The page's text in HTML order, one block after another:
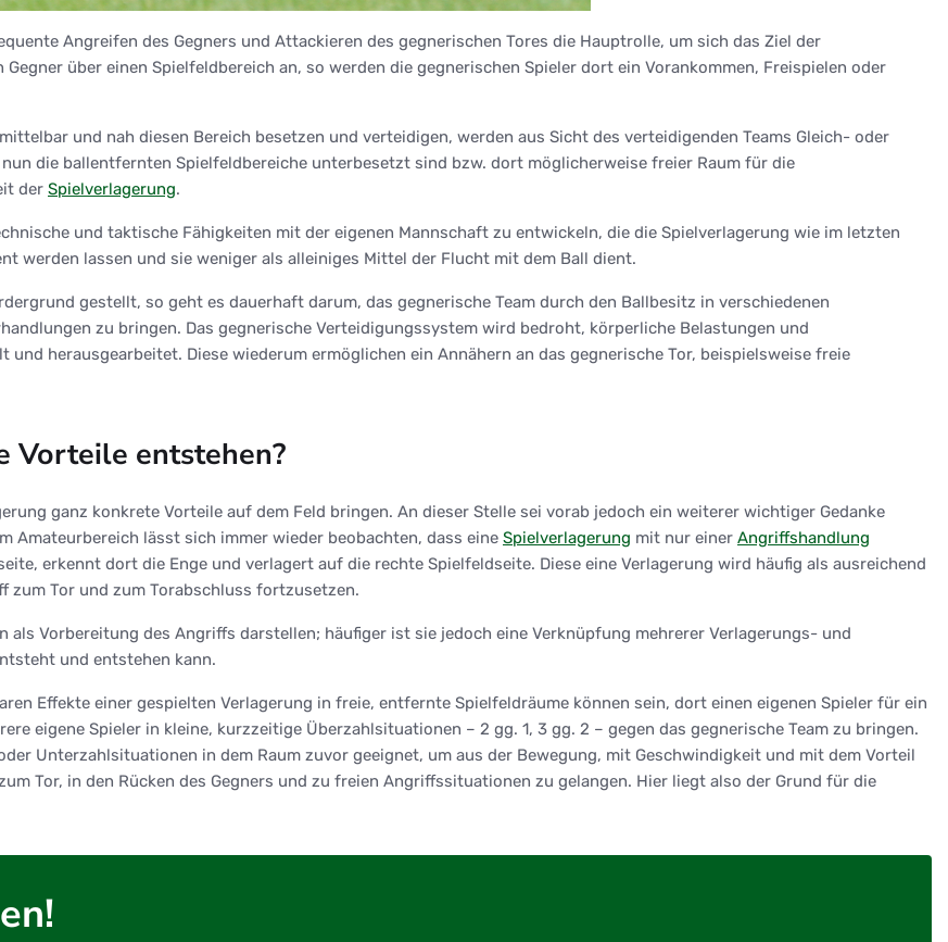
Angreifen des Gegners und Attackieren des gegnerischen Tores die Hauptrolle, um sich das Ziel der
über einen Spielfeldbereich an, so werden die gegnerischen Spieler dort ein Vorankommen, Freispielen oder
und nah diesen Bereich besetzen und verteidigen, werden aus Sicht des verteidigenden Teams Gleich- oder
die ballentfernten Spielfeldbereiche unterbesetzt sind bzw. dort möglicherweise freier Raum für die
der Spielverlagerung.
und taktische Fähigkeiten mit der eigenen Mannschaft zu entwickeln, die die Spielverlagerung wie im letzten
werden lassen und sie weniger als alleiniges Mittel der Flucht mit dem Ball dient.
gestellt, so geht es dauerhaft darum, das gegnerische Team durch den Ballbesitz in verschiedenen
zu bringen. Das gegnerische Verteidigungssystem wird bedroht, körperliche Belastungen und
herausgearbeitet. Diese wiederum ermöglichen ein Annähern an das gegnerische Tor, beispielsweise freie
Vorteile entstehen?
ganz konkrete Vorteile auf dem Feld bringen. An dieser Stelle sei vorab jedoch ein weiterer wichtiger Gedanke
Amateurbereich lässt sich immer wieder beobachten, dass eine Spielverlagerung mit nur einer Angriffshandlung
erkennt dort die Enge und verlagert auf die rechte Spielfeldseite. Diese eine Verlagerung wird häufig als ausreichend
zum Tor und zum Torabschluss fortzusetzen.
Vorbereitung des Angriffs darstellen; häufiger ist sie jedoch eine Verknüpfung mehrerer Verlagerungs- und
und entstehen kann.
Effekte einer gespielten Verlagerung in freie, entfernte Spielfeldräume können sein, dort einen eigenen Spieler für ein
eigene Spieler in kleine, kurzzeitige Überzahlsituationen – 2 gg. 1, 3 gg. 2 – gegen das gegnerische Team zu bringen.
Unterzahlsituationen in dem Raum zuvor geeignet, um aus der Bewegung, mit Geschwindigkeit und mit dem Vorteil
Tor, in den Rücken des Gegners und zu freien Angriffssituationen zu gelangen. Hier liegt also der Grund für die